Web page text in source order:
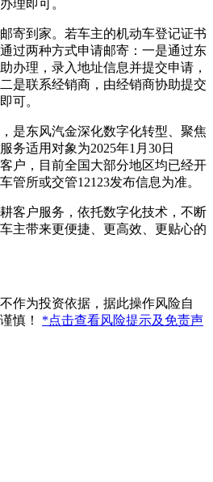
理即可。
寄到家。若车主的机动车登记证书
过两种方式申请邮寄：一是通过东
办理，录入地址信息并提交申请，
是联系经销商，由经销商协助提交
可。
是东风汽金深化数字化转型、聚焦
务适用对象为2025年1月30日
户，目前全国大部分地区均已经开
管所或交管12123发布信息为准。
客户服务，依托数字化技术，不断
主带来更便捷、更高效、更贴心的
作为投资依据，据此操作风险自
慎！ *点击查看风险提示及免责声